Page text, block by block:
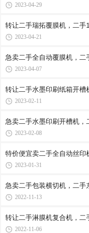
2023-04-29
转让二手瑞拓覆膜机，二手
2023-04-21
急卖二手全自动覆膜机，
2023-04-07
转让二手水墨印刷纸箱开槽
2023-02-11
急卖二手水墨印刷开槽机
2023-02-08
特价便宜卖二手全自动丝
2023-01-31
急卖二手包装横切机，二
2022-11-13
转让二手淋膜机复合机，
2022-11-06